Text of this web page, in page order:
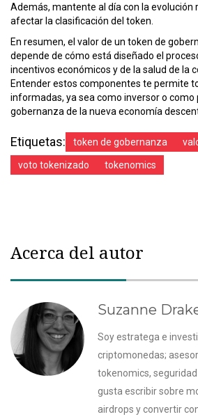
Además, mantente al día con la evolución
afectar la clasificación del token.
En resumen, el valor de un token de
depende de cómo está diseñado el
incentivos económicos y de la salud de la
Entender estos componentes te permite
informadas, ya sea como inversor o
gobernanza de la nueva economía
Etiquetas: token de gobernanza
voto tokenizado tokenomics
Acerca del autor
Suzanne
Soy estratega e
criptomonedas;
tokenomics,
gusta escribir sobre
airdrops y convertir